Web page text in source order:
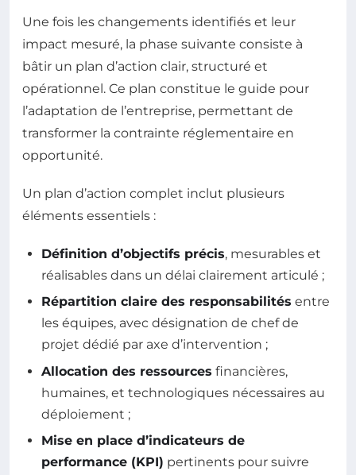
Une fois les changements identifiés et leur
impact mesuré, la phase suivante consiste à
bâtir un plan d’action clair, structuré et
opérationnel. Ce plan constitue le guide pour
l’adaptation de l’entreprise, permettant de
transformer la contrainte réglementaire en
opportunité.
Un plan d’action complet inclut plusieurs
éléments essentiels :
Définition d’objectifs précis, mesurables et
réalisables dans un délai clairement articulé ;
Répartition claire des responsabilités entre
les équipes, avec désignation de chef de
projet dédié par axe d’intervention ;
Allocation des ressources financières,
humaines, et technologiques nécessaires au
déploiement ;
Mise en place d’indicateurs de
performance (KPI) pertinents pour suivre